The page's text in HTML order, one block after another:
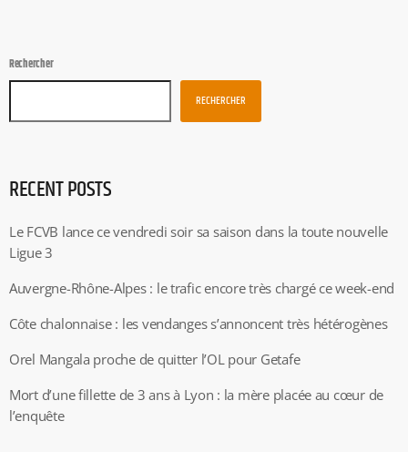
Rechercher
RECHERCHER
RECENT POSTS
Le FCVB lance ce vendredi soir sa saison dans la toute nouvelle
Ligue 3
Auvergne-Rhône-Alpes : le trafic encore très chargé ce week-end
Côte chalonnaise : les vendanges s’annoncent très hétérogènes
Orel Mangala proche de quitter l’OL pour Getafe
Mort d’une fillette de 3 ans à Lyon : la mère placée au cœur de
l’enquête